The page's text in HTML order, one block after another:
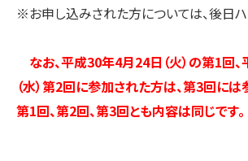
※お申し込みされた方については、後日
なお、平成30年4月24日（火）の第1回
（水）第2回に参加された方は、第3回には
第1回、第2回、第3回とも内容は同じです。